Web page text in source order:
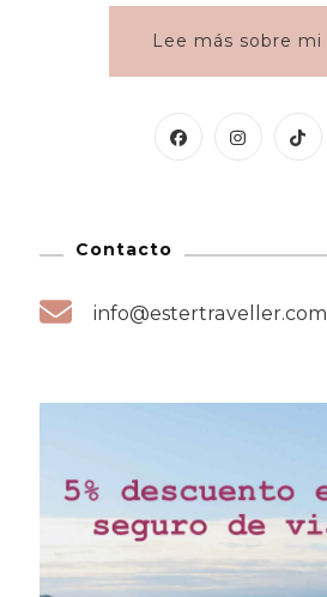
Lee más sobre mi
Contacto
info@estertraveller.com